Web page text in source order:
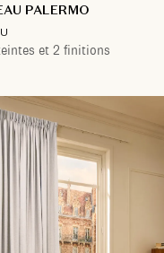
PALERMO
et 2 finitions